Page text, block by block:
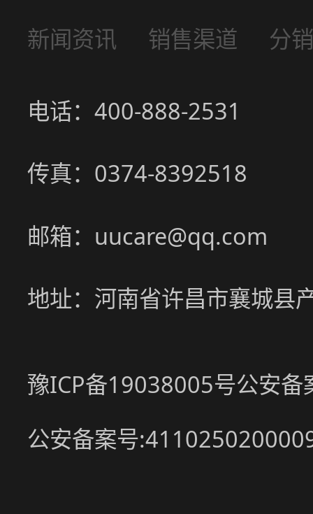
新闻资讯 销售渠道 分
电话：400-888-2531
传真：0374-8392518
邮箱：uucare@qq.com
地址：河南省许昌市襄城县
豫ICP备19038005号公安
公安备案号